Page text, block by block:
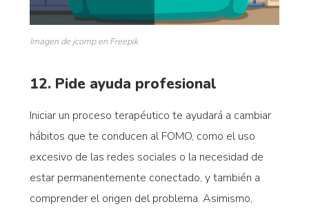
Imagen de jcomp en Freepik
12. Pide ayuda profesional
Iniciar un proceso terapéutico te ayudará a cambiar
hábitos que te conducen al FOMO, como el uso
excesivo de las redes sociales o la necesidad de
estar permanentemente conectado, y también a
comprender el origen del problema. Asimismo,